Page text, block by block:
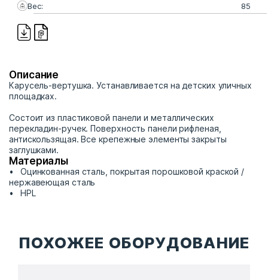
Вес: 85
Описание
Карусель-вертушка. Устанавливается на детских уличных
площадках.
Состоит из пластиковой панели и металлических
перекладин-ручек. Поверхность панели рифленая,
антискользящая. Все крепежные элементы закрыты
заглушками.
Материалы
Оцинкованная сталь, покрытая порошковой краской /
нержавеющая сталь
HPL
ПОХОЖЕЕ ОБОРУДОВАНИЕ